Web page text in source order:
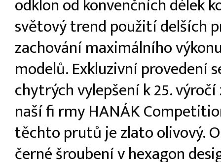
světový trend použití delších
zachování maximálního
modelů. Exkluzivní provedení
chytrých vylepšení k 25.
naší fi rmy HANÁK
těchto prutů je zlato olivový.
černé šroubení v hexagon